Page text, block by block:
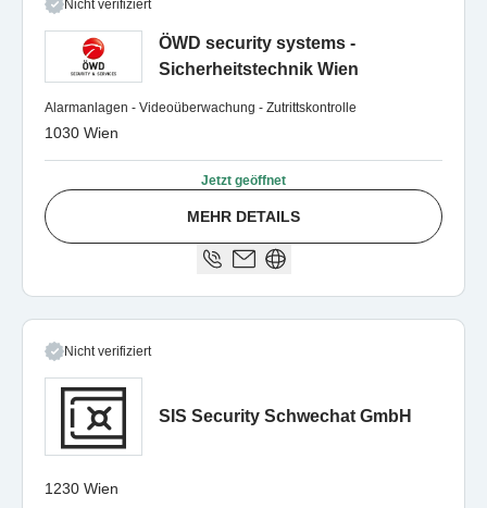
Nicht verifiziert
ÖWD security systems -
Sicherheitstechnik Wien
Alarmanlagen - Videoüberwachung - Zutrittskontrolle
1030 Wien
Jetzt geöffnet
MEHR DETAILS
Nicht verifiziert
SIS Security Schwechat GmbH
1230 Wien